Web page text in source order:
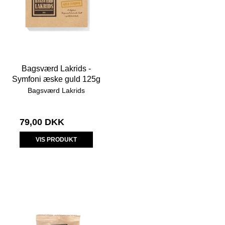
Bagsværd Lakrids -
Symfoni æske guld 125g
Bagsværd Lakrids
79,00 DKK
VIS PRODUKT